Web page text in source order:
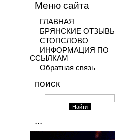
Меню сайта
ГЛАВНАЯ
БРЯНСКИЕ ОТЗЫВЫ
СТОПСЛОВО
ИНФОРМАЦИЯ ПО
ССЫЛКАМ
Обратная связь
поиск
...